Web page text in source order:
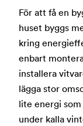
För att få en
huset byggs
kring
enbart
installera
lägga stor
lite energi
under kalla